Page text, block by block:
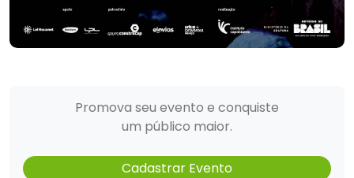
Promova seu evento e conquiste
um público maior.
Cadastrar Evento